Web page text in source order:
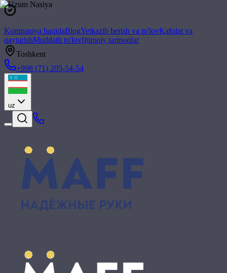
Kompaniya haqidaBlogYetkazib berish va to'lovKafolat va
qaytarishMuddatli to'lovIjtimoiy tarmoqlar
Toshkent
+998 (71) 205-54-54
uz